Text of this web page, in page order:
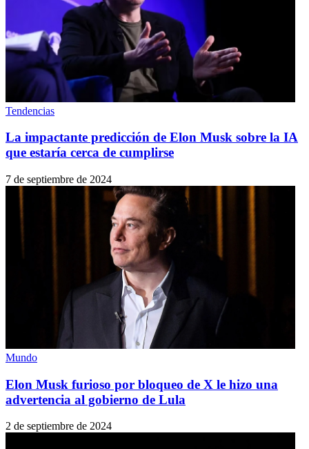
Tendencias
La impactante predicción de Elon Musk sobre la IA
que estaría cerca de cumplirse
7 de septiembre de 2024
Mundo
Elon Musk furioso por bloqueo de X le hizo una
advertencia al gobierno de Lula
2 de septiembre de 2024